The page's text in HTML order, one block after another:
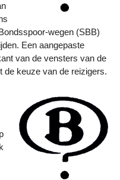
wegen (SBB)
Een aangepaste
van de vensters van de
de keuze van de reizigers.